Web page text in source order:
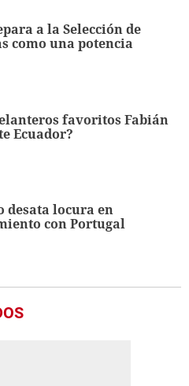
a la Selección de
como una potencia
favoritos Fabián
Ecuador?
desata locura en
con Portugal